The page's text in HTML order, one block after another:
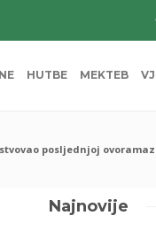
HUTBE MEKTEB
posljednjoj
Najnovije